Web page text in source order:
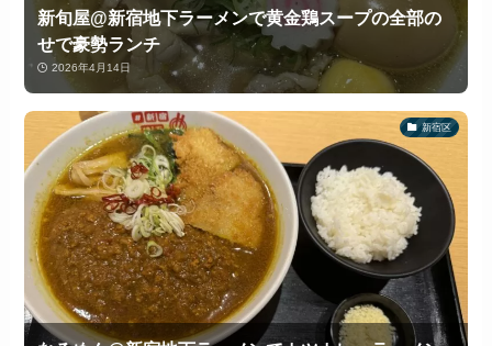
新旬屋@新宿地下ラーメンで黄金鶏スープの全部の
せで豪勢ランチ
2026年4月14日
新宿区